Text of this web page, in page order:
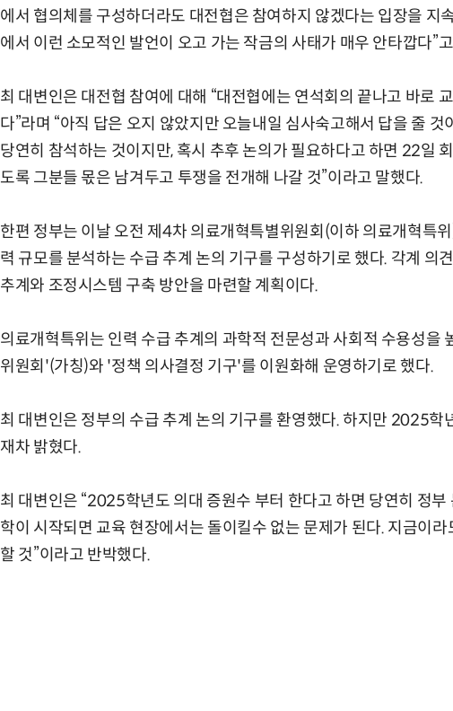
에서 협의체를 구성하더라도 대전협은 참여하지 않겠다는 입장을 지
에서 이런 소모적인 발언이 오고 가는 작금의 사태가 매우 안타깝다”
최 대변인은 대전협 참여에 대해 “대전협에는 연석회의 끝나고 바로
다”라며 “아직 답은 오지 않았지만 오늘내일 심사숙고해서 답을 줄 것
당연히 참석하는 것이지만, 혹시 추후 논의가 필요하다고 하면 22일
도록 그분들 몫은 남겨두고 투쟁을 전개해 나갈 것”이라고 말했다.
한편 정부는 이날 오전 제4차 의료개혁특별위원회(이하 의료개혁특
력 규모를 분석하는 수급 추계 논의 기구를 구성하기로 했다. 각계 의
추계와 조정시스템 구축 방안을 마련할 계획이다.
의료개혁특위는 인력 수급 추계의 과학적 전문성과 사회적 수용성을
위원회'(가칭)와 '정책 의사결정 기구'를 이원화해 운영하기로 했다.
최 대변인은 정부의 수급 추계 논의 기구를 환영했다. 하지만 2025
재차 밝혔다.
최 대변인은 “2025학년도 의대 증원수 부터 한다고 하면 당연히 정
학이 시작되면 교육 현장에서는 돌이킬수 없는 문제가 된다. 지금이
할 것”이라고 반박했다.